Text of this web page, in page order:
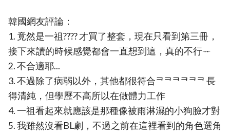
韓國網友評論：
1. 竟然是一祖???? 才買了整套，現在只看到第三冊，
接下來讀的時候感覺都會一直想到這，真的不行ᅲ
2. 不合適耶...
3. 不過除了病弱以外，其他都很符合ᄏᄏᄏᄏᄏᄏ 長
得清純，但學歷不高所以在做體力工作
4. 一祖看起來就應該是那種像被雨淋濕的小狗臉才對
5. 我雖然沒看BL劇，不過之前在這裡看到的角色選角